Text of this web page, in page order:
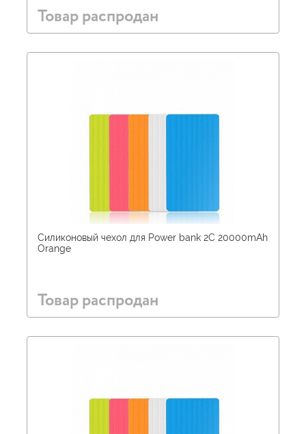
Товар распродан
Силиконовый чехол для Power bank 2С 20000mAh
Orange
Товар распродан